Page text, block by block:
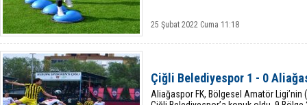
25 Şubat 2022 Cuma 11:18
Çiğli Belediyespor 1 - 0
Aliağaspor FK, Bölgesel Amatör Ligi’nin